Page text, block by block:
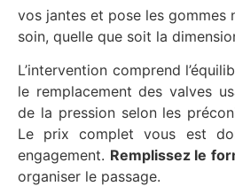
vos jantes et pose les gommes
soin, quelle que soit la
L’intervention comprend
le remplacement des valves
de la pression selon les
Le prix complet vous est
engagement. Remplissez le
organiser le passage.